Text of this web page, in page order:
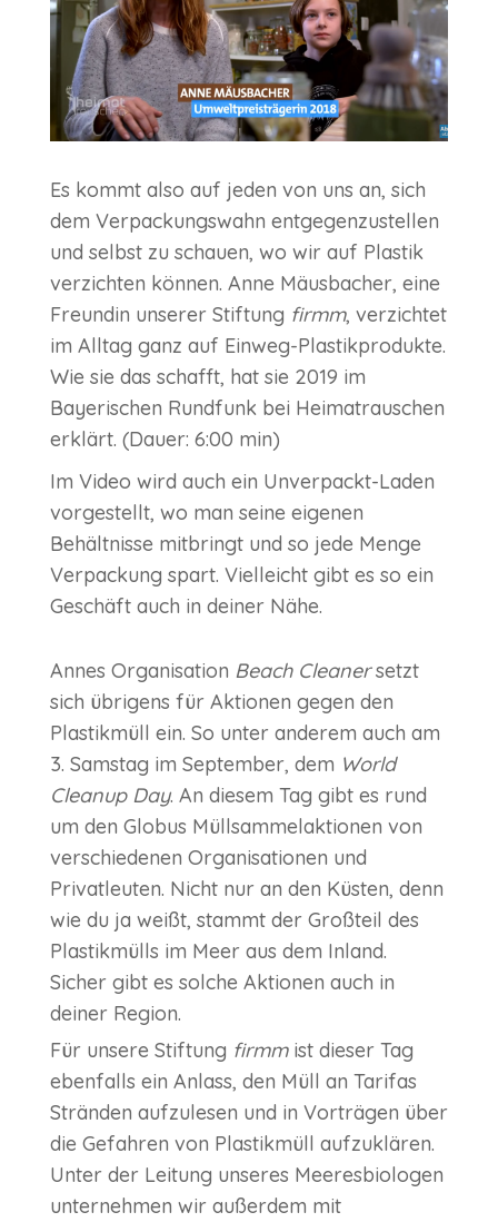
Es kommt also auf jeden von uns an, sich
dem Verpackungswahn entgegenzustellen
und selbst zu schauen, wo wir auf Plastik
verzichten können. Anne Mäusbacher, eine
Freundin unserer Stiftung firmm, verzichtet
im Alltag ganz auf Einweg-Plastikprodukte.
Wie sie das schafft, hat sie 2019 im
Bayerischen Rundfunk bei Heimatrauschen
erklärt. (Dauer: 6:00 min)
Im Video wird auch ein Unverpackt-Laden
vorgestellt, wo man seine eigenen
Behältnisse mitbringt und so jede Menge
Verpackung spart. Vielleicht gibt es so ein
Geschäft auch in deiner Nähe.
Annes Organisation Beach Cleanersetzt
sich übrigens für Aktionen gegen den
Plastikmüll ein. So unter anderem auch am
3. Samstag im September, dem World
Cleanup Day. An diesem Tag gibt es rund
um den Globus Müllsammelaktionen von
verschiedenen Organisationen und
Privatleuten. Nicht nur an den Küsten, denn
wie du ja weißt, stammt der Großteil des
Plastikmülls im Meer aus dem Inland.
Sicher gibt es solche Aktionen auch in
deiner Region.
Für unsere Stiftung firmmist dieser Tag
ebenfalls ein Anlass, den Müll an Tarifas
Stränden aufzulesen und in Vorträgen über
die Gefahren von Plastikmüll aufzuklären.
Unter der Leitung unseres Meeresbiologen
unternehmen wir außerdem mit